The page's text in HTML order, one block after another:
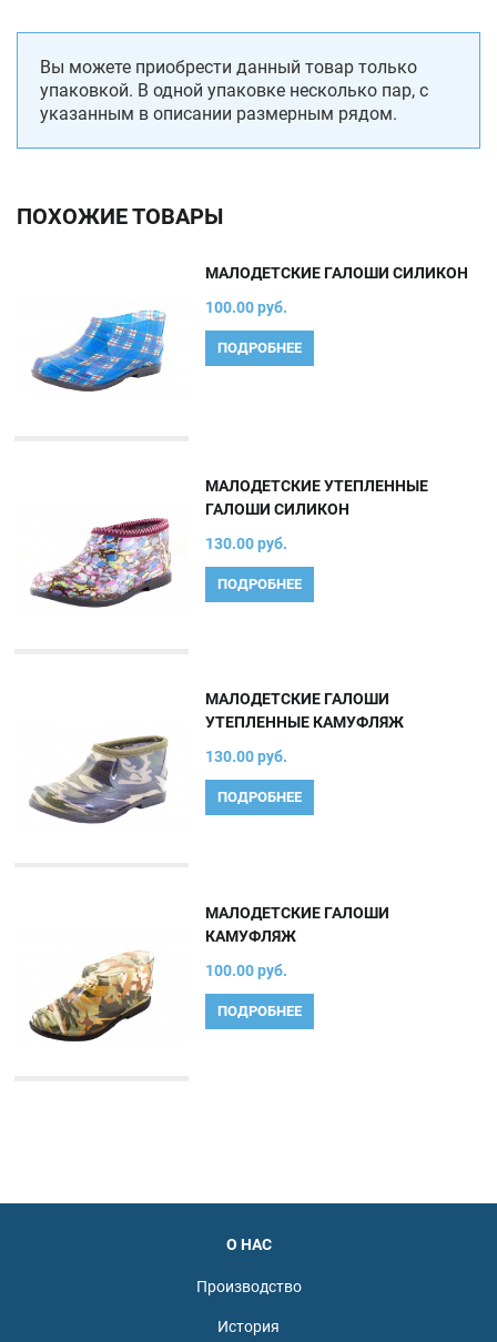
Вы можете приобрести данный товар только
упаковкой. В одной упаковке несколько пар, с
указанным в описании размерным рядом.
ПОХОЖИЕ ТОВАРЫ
МАЛОДЕТСКИЕ ГАЛОШИ СИЛИКОН
100.00 руб.
ПОДРОБНЕЕ
МАЛОДЕТСКИЕ УТЕПЛЕННЫЕ
ГАЛОШИ СИЛИКОН
130.00 руб.
ПОДРОБНЕЕ
МАЛОДЕТСКИЕ ГАЛОШИ
УТЕПЛЕННЫЕ КАМУФЛЯЖ
130.00 руб.
ПОДРОБНЕЕ
МАЛОДЕТСКИЕ ГАЛОШИ
КАМУФЛЯЖ
100.00 руб.
ПОДРОБНЕЕ
О НАС
Производство
История